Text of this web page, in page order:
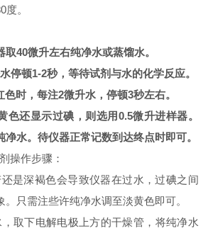
度。
取40微升左右纯净水或蒸馏水。
停顿1-2秒，等待试剂与水的化学反应。
色时，每注2微升水，停顿3秒左右。
色还显示过碘，则选用0.5微升进样器。
净水。待仪器正常记数到达终点时即可。
操作步骤：
是深褐色会导致仪器在过水，过碘之间
只需注些许纯净水调至淡黄色即可。
取下电解电极上方的干燥管，将纯净水